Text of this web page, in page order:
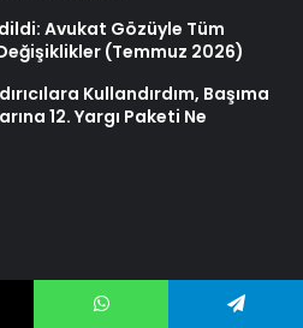
Avukat Gözüyle Tüm
(Temmuz 2026)
Kullandırdım, Başıma
12. Yargı Paketi Ne